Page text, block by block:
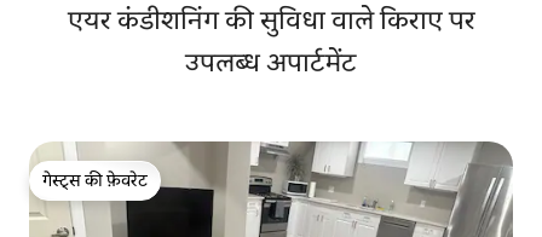
एयर कंडीशनिंग की सुविधा वाले किराए पर
उपलब्ध अपार्टमेंट
गेस्ट्स की फ़ेवरेट
गेस्ट्स की फ़ेवरेट